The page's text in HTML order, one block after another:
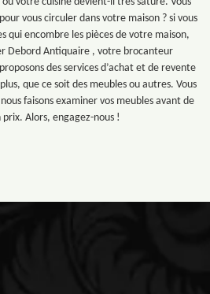
vous circuler dans votre maison ? si vous
qui encombre les pièces de votre maison,
Debord Antiquaire , votre brocanteur
des services d’achat et de revente
que ce soit des meubles ou autres. Vous
faisons examiner vos meubles avant de
Alors, engagez-nous !